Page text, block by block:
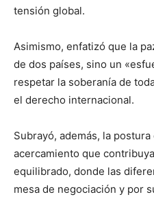
tensión global.
Asimismo, enfatizó que la
de dos países, sino un
respetar la soberanía de
el derecho internacional.
Subrayó, además, la
acercamiento que
equilibrado, donde las
mesa de negociación y por